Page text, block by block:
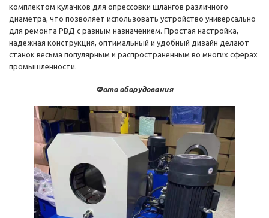
комплектом кулачков для опрессовки шлангов различного
диаметра, что позволяет использовать устройство универсально
для ремонта РВД с разным назначением. Простая настройка,
надежная конструкция, оптимальный и удобный дизайн делают
станок весьма популярным и распространенным во многих сферах
промышленности.
Фото оборудования